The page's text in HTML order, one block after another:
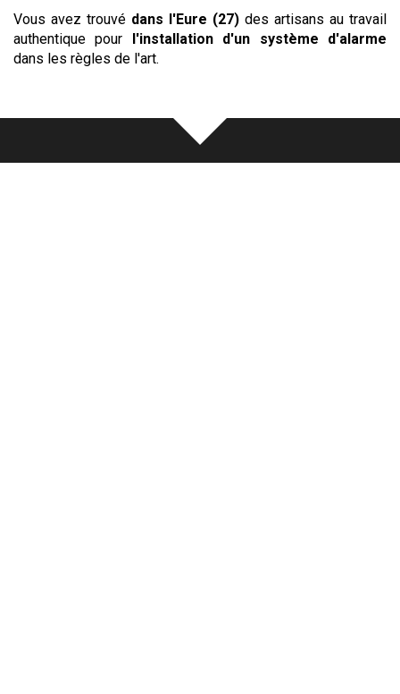
Vous avez trouvé dans l'Eure (27) des artisans au travail
authentique pour l'installation d'un système d'alarme
dans les règles de l'art.